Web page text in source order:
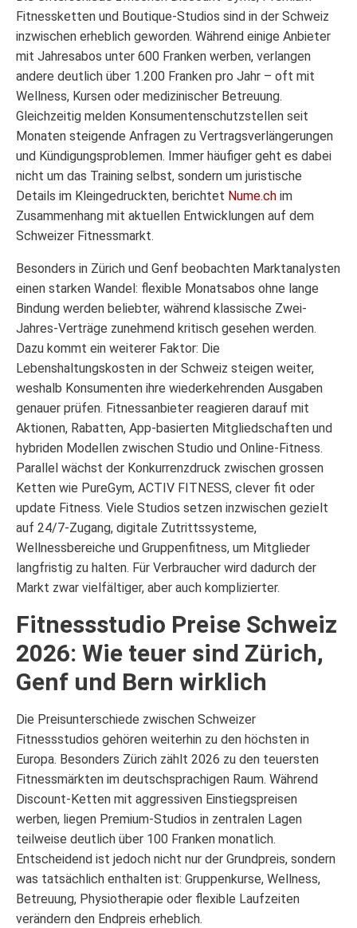
Fitnessketten und Boutique-Studios sind in der Schweiz
inzwischen erheblich geworden. Während einige Anbieter
mit Jahresabos unter 600 Franken werben, verlangen
andere deutlich über 1.200 Franken pro Jahr – oft mit
Wellness, Kursen oder medizinischer Betreuung.
Gleichzeitig melden Konsumentenschutzstellen seit
Monaten steigende Anfragen zu Vertragsverlängerungen
und Kündigungsproblemen. Immer häufiger geht es dabei
nicht um das Training selbst, sondern um juristische
Details im Kleingedruckten, berichtet Nume.ch im
Zusammenhang mit aktuellen Entwicklungen auf dem
Schweizer Fitnessmarkt.
Besonders in Zürich und Genf beobachten Marktanalysten
einen starken Wandel: flexible Monatsabos ohne lange
Bindung werden beliebter, während klassische Zwei-
Jahres-Verträge zunehmend kritisch gesehen werden.
Dazu kommt ein weiterer Faktor: Die
Lebenshaltungskosten in der Schweiz steigen weiter,
weshalb Konsumenten ihre wiederkehrenden Ausgaben
genauer prüfen. Fitnessanbieter reagieren darauf mit
Aktionen, Rabatten, App-basierten Mitgliedschaften und
hybriden Modellen zwischen Studio und Online-Fitness.
Parallel wächst der Konkurrenzdruck zwischen grossen
Ketten wie PureGym, ACTIV FITNESS, clever fit oder
update Fitness. Viele Studios setzen inzwischen gezielt
auf 24/7-Zugang, digitale Zutrittssysteme,
Wellnessbereiche und Gruppenfitness, um Mitglieder
langfristig zu halten. Für Verbraucher wird dadurch der
Markt zwar vielfältiger, aber auch komplizierter.
Fitnessstudio Preise Schweiz
2026: Wie teuer sind Zürich,
Genf und Bern wirklich
Die Preisunterschiede zwischen Schweizer
Fitnessstudios gehören weiterhin zu den höchsten in
Europa. Besonders Zürich zählt 2026 zu den teuersten
Fitnessmärkten im deutschsprachigen Raum. Während
Discount-Ketten mit aggressiven Einstiegspreisen
werben, liegen Premium-Studios in zentralen Lagen
teilweise deutlich über 100 Franken monatlich.
Entscheidend ist jedoch nicht nur der Grundpreis, sondern
was tatsächlich enthalten ist: Gruppenkurse, Wellness,
Betreuung, Physiotherapie oder flexible Laufzeiten
verändern den Endpreis erheblich.